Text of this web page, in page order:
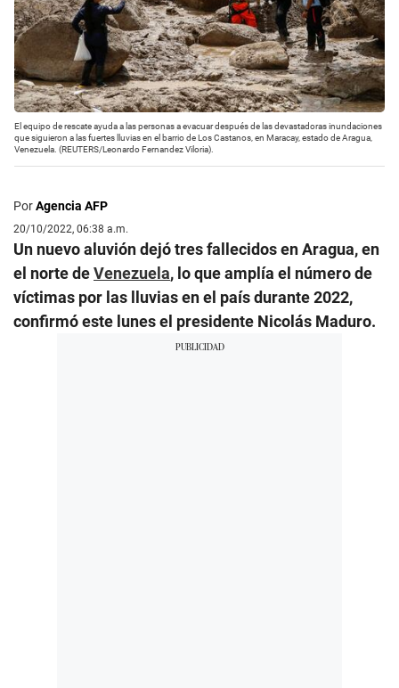
El equipo de rescate ayuda a las personas a evacuar después de las devastadoras inundaciones
que siguieron a las fuertes lluvias en el barrio de Los Castanos, en Maracay, estado de Aragua,
Venezuela. (REUTERS/Leonardo Fernandez Viloria).
PorAgencia AFP
20/10/2022, 06:38 a.m.
Un nuevo aluvión dejó tres fallecidos en Aragua, en
el norte deVenezuela, lo que amplía el número de
víctimas por las lluvias en el país durante 2022,
confirmó este lunes el presidente Nicolás Maduro.